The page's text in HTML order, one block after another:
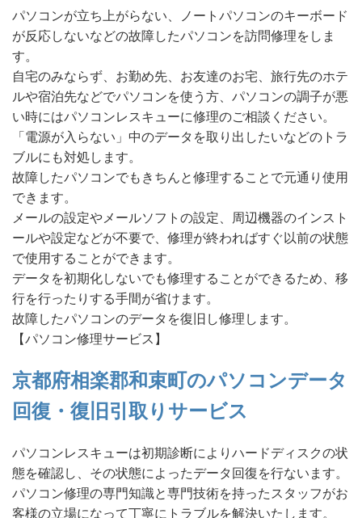
パソコンが立ち上がらない、ノートパソコンのキーボード
が反応しないなどの故障したパソコンを訪問修理をしま
す。
自宅のみならず、お勤め先、お友達のお宅、旅行先のホテ
ルや宿泊先などでパソコンを使う方、パソコンの調子が悪
い時にはパソコンレスキューに修理のご相談ください。
「電源が入らない」中のデータを取り出したいなどのトラ
ブルにも対処します。
故障したパソコンでもきちんと修理することで元通り使用
できます。
メールの設定やメールソフトの設定、周辺機器のインスト
ールや設定などが不要で、修理が終わればすぐ以前の状態
で使用することができます。
データを初期化しないでも修理することができるため、移
行を行ったりする手間が省けます。
故障したパソコンのデータを復旧し修理します。
【パソコン修理サービス】
京都府相楽郡和束町のパソコンデータ
回復・復旧引取りサービス
パソコンレスキューは初期診断によりハードディスクの状
態を確認し、その状態によったデータ回復を行ないます。
パソコン修理の専門知識と専門技術を持ったスタッフがお
客様の立場になって丁寧にトラブルを解決いたします。